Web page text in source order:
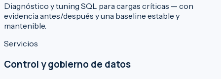
Diagnóstico y tuning SQL para cargas críticas — con
evidencia antes/después y una baseline estable y
mantenible.
Servicios
Control y gobierno de datos